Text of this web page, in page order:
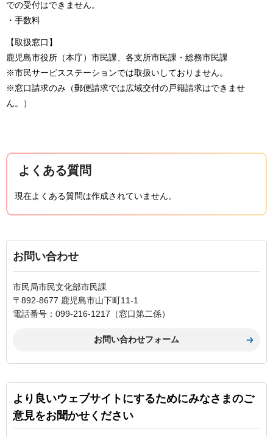
での受付はできません。
・手数料
【取扱窓口】
鹿児島市役所（本庁）市民課、各支所市民課・総務市民課
※市民サービスステーションでは取扱いしておりません。
※窓口請求のみ（郵便請求では広域交付の戸籍請求はできませ
ん。）
よくある質問
現在よくある質問は作成されていません。
お問い合わせ
市民局市民文化部市民課
〒892-8677 鹿児島市山下町11-1
電話番号：099-216-1217（窓口第二係）
より良いウェブサイトにするためにみなさまのご
意見をお聞かせください